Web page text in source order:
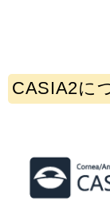
CASIA2に